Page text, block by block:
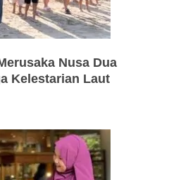
Nusa Dua
Kelestarian Laut